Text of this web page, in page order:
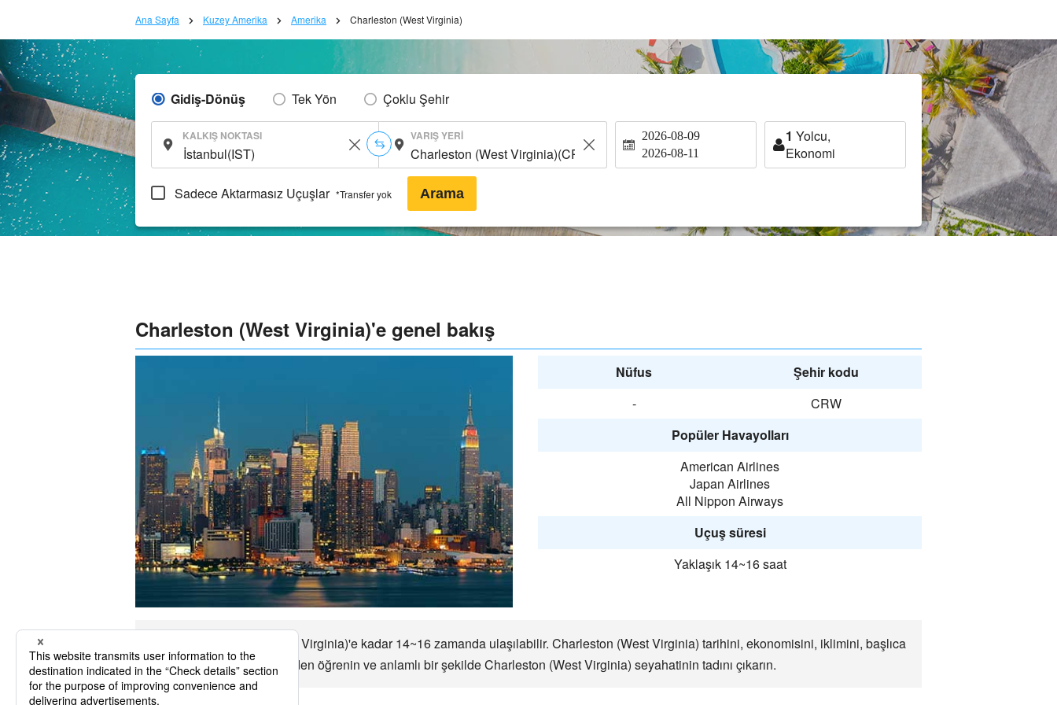
Ana Sayfa Kuzey Amerika Amerika Charleston (West Virginia)
Gidiş-Dönüş Tek Yön Çoklu Şehir
KALKIŞ NOKTASI VARIŞ YERI 2026-08-09
2026-08-11
1 Yolcu,
Ekonomi
Sadece Aktarmasız Uçuşlar *Transfer yok Arama
Charleston (West Virginia)'e genel bakış
Nüfus
Şehir kodu
-
CRW
Popüler Havayolları
American Airlines
Japan Airlines
All Nippon Airways
Uçuş süresi
Yaklaşık 14~16 saat
Uçaklara Charleston (West Virginia)'e kadar 14~16 zamanda ulaşılabilir. Charleston (West Virginia) tarihini, ekonomisini, iklimini, başlıca
ulaşım seçeneklerini önceden öğrenin ve anlamlı bir şekilde Charleston (West Virginia) seyahatinin tadını çıkarın.